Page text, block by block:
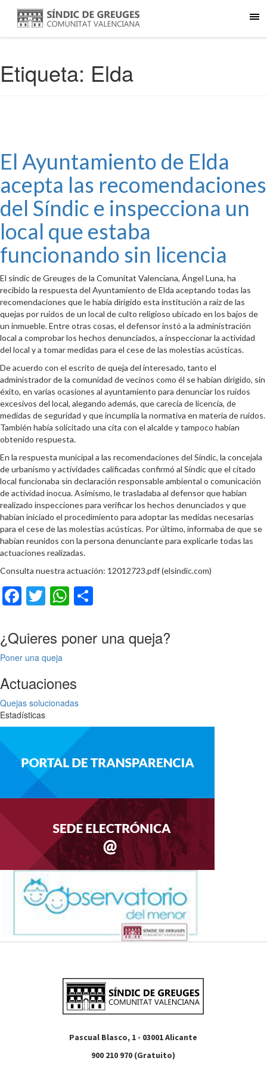
Etiqueta: Elda
El Ayuntamiento de Elda
acepta las recomendaciones
del Síndic e inspecciona un
local que estaba
funcionando sin licencia
El síndic de Greuges de la Comunitat Valenciana, Ángel Luna, ha
recibido la respuesta del Ayuntamiento de Elda aceptando todas las
recomendaciones que le había dirigido esta institución a raíz de las
quejas por ruidos de un local de culto religioso ubicado en los bajos de
un inmueble. Entre otras cosas, el defensor instó a la administración
local a comprobar los hechos denunciados, a inspeccionar la actividad
del local y a tomar medidas para el cese de las molestias acústicas.
De acuerdo con el escrito de queja del interesado, tanto el
administrador de la comunidad de vecinos como él se habían dirigido, sin
éxito, en varias ocasiones al ayuntamiento para denunciar los ruidos
excesivos del local, alegando además, que carecía de licencia, de
medidas de seguridad y que incumplía la normativa en materia de ruidos.
También había solicitado una cita con el alcalde y tampoco habían
obtenido respuesta.
En la respuesta municipal a las recomendaciones del Síndic, la concejala
de urbanismo y actividades calificadas confirmó al Síndic que el citado
local funcionaba sin declaración responsable ambiental o comunicación
de actividad inocua. Asimismo, le trasladaba al defensor que habían
realizado inspecciones para verificar los hechos denunciados y que
habían iniciado el procedimiento para adoptar las medidas necesarias
para el cese de las molestias acústicas. Por último, informaba de que se
habían reunidos con la persona denunciante para explicarle todas las
actuaciones realizadas.
Consulta nuestra actuación: 12012723.pdf (elsindic.com)
Facebook
TwitterWhatsApp
¿Quieres poner una queja?
Poner una queja
Actuaciones
Quejas solucionadas
Estadísticas
Pascual Blasco, 1 - 03001 Alicante
900 210 970 (Gratuito)